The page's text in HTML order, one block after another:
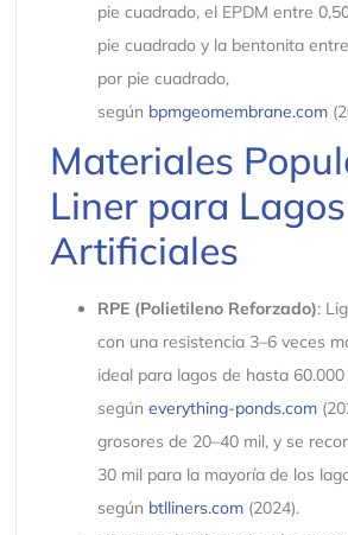
pie cuadrado, el EPDM entre
pie cuadrado y la bentonita
por pie cuadrado,
según bpmgeomembrane.com
Materiales
Liner para Lagos
Artificiales
RPE (Polietileno Reforzado):
con una resistencia 3–6 veces
ideal para lagos de hasta
según everything-ponds.com
grosores de 20–40 mil, y se
30 mil para la mayoría de los
según btlliners.com(2024).